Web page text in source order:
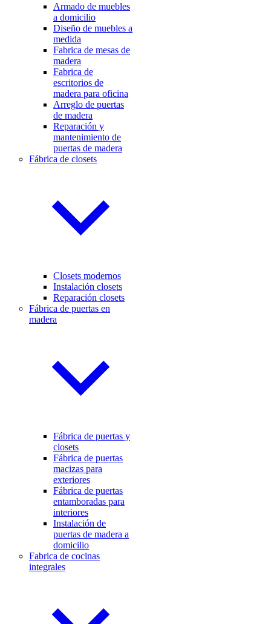
Armado de muebles
a domicilio
Diseño de muebles a
medida
Fabrica de mesas de
madera
Fabrica de
escritorios de
madera para oficina
Arreglo de puertas
de madera
Reparación y
mantenimiento de
puertas de madera
Fábrica de closets
Closets modernos
Instalación closets
Reparación closets
Fábrica de puertas en
madera
Fábrica de puertas y
closets
Fábrica de puertas
macizas para
exteriores
Fábrica de puertas
entamboradas para
interiores
Instalación de
puertas de madera a
domicilio
Fabrica de cocinas
integrales